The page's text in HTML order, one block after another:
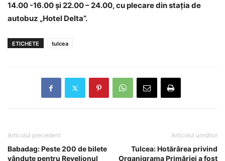
14.00 -16.00 şi 22.00 – 24.00, cu plecare din staţia de
autobuz „Hotel Delta”.
ETICHETE tulcea
Articolul precedent
Babadag: Peste 200 de bilete
vândute pentru Revelionul
Articolul următor
Tulcea: Hotărârea privind
Organigrama Primăriei a fost